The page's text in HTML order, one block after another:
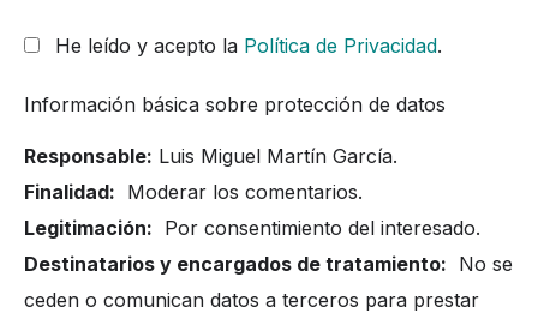
He leído y acepto la Política de Privacidad.
Información básica sobre protección de datos
Responsable: Luis Miguel Martín García.
Finalidad: Moderar los comentarios.
Legitimación: Por consentimiento del interesado.
Destinatarios y encargados de tratamiento: No se
ceden o comunican datos a terceros para prestar